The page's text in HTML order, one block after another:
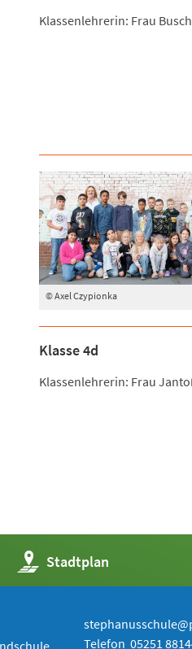
Klassenlehrerin: Frau Busch
© Axel Czypionka
Klasse 4d
Klassenlehrerin: Frau
Stadtplan
(Öffnet
in
einem
Telefon05251